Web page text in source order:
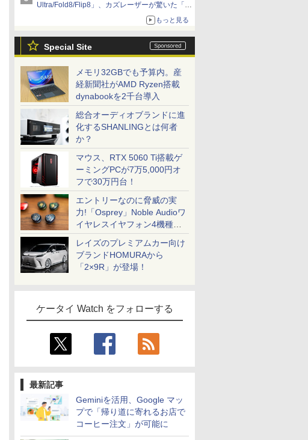
Ultra/Fold8/Flip8」、カズレーザーが驚いた「そ
もっと見る
Special Site
メモリ32GBでも予算内。産
経新聞社がAMD Ryzen搭載
dynabookを2千台導入
総合オーディオブランドに進
化するSHANLINGとは何者
か？
マウス、RTX 5060 Ti搭載ゲ
ーミングPCが7万5,000円オ
フで30万円台！
エントリーなのに脅威の実
力!「Osprey」Noble Audioワ
イヤレスイヤフォン4機種を
一気に聴く
レイズのプレミアムカー向け
ブランドHOMURAから
「2×9R」が登場！
ケータイ Watch をフォローする
最新記事
Geminiを活用、Google マッ
プで「帰り道に寄れるお店で
コーヒー注文」が可能に